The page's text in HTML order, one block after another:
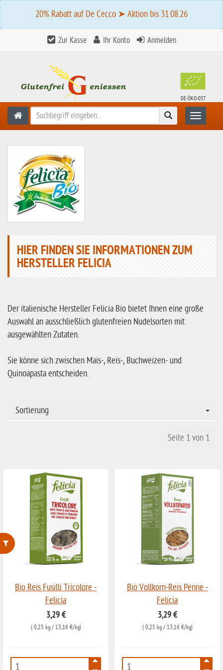
ohne Weizenstärke
laktosefrei
ohne Hefe
ohne Haselnüsse
20% Rabatt auf De Cecco ➤ Aktion bis 31.08.26
Zur Kasse Ihr Konto Anmelden
DE-ÖKO-037
Suchen Toggle
HIER FINDEN SIE INFORMATIONEN ZUM
HERSTELLER FELICIA
Der italienische Hersteller Felicia Bio bietet Ihnen eine große
Auswahl an ausschließlich glutenfreien Nudelsorten mit
ausgewählten Zutaten.
Sie könne sich zwischen Mais-, Reis-, Buchweizen- und
Quinoapasta entscheiden.
Sortierung
Seite 1 von 1
Bio Reis Fusilli Tricolore -
Felicia
3,29 €
( 0,25 kg/ 13,16 €/kg)
Bio Vollkorn-Reis Penne -
Felicia
3,29 €
( 0,25 kg/ 13,16 €/kg)